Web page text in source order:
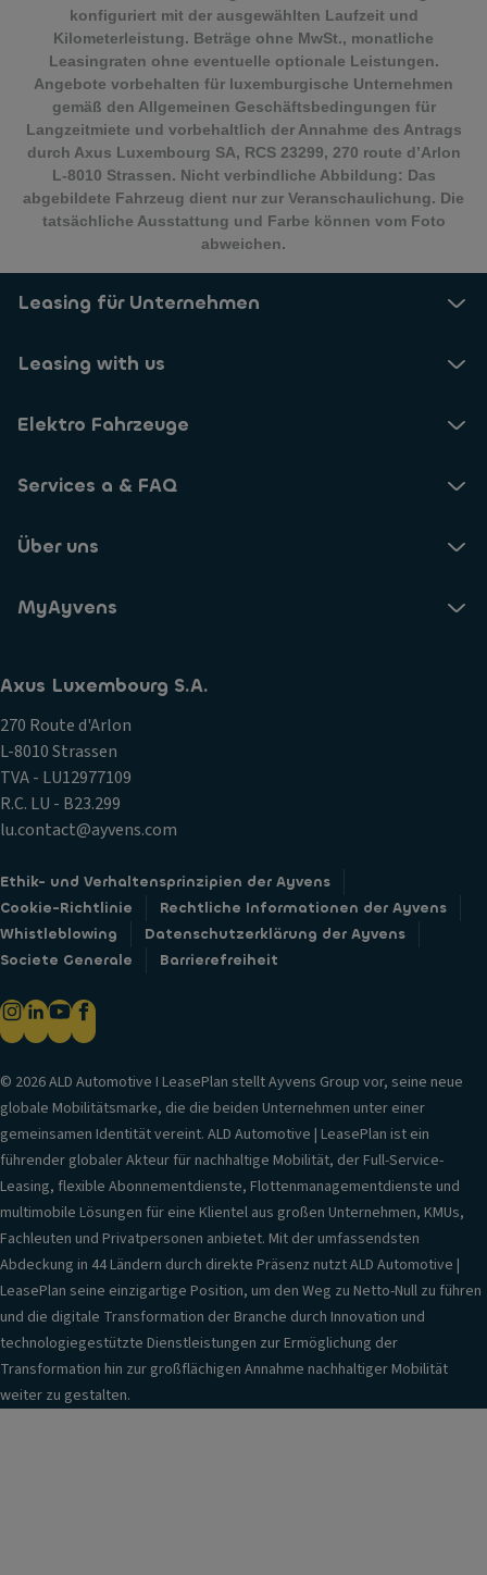
konfiguriert mit der ausgewählten Laufzeit und
Kilometerleistung. Beträge ohne MwSt., monatliche
Leasingraten ohne eventuelle optionale Leistungen.
Angebote vorbehalten für luxemburgische Unternehmen
gemäß den Allgemeinen Geschäftsbedingungen für
Langzeitmiete und vorbehaltlich der Annahme des Antrags
durch Axus Luxembourg SA, RCS 23299, 270 route d’Arlon
L-8010 Strassen. Nicht verbindliche Abbildung: Das
abgebildete Fahrzeug dient nur zur Veranschaulichung. Die
tatsächliche Ausstattung und Farbe können vom Foto
abweichen.
Leasing für Unternehmen
Leasing with us
Elektro Fahrzeuge
Services a & FAQ
Über uns
MyAyvens
Axus Luxembourg S.A.
270 Route d'Arlon
L-8010 Strassen
TVA - LU12977109
R.C. LU - B23.299
lu.contact@ayvens.com
Ethik- und Verhaltensprinzipien der Ayvens
Cookie-Richtlinie
Rechtliche Informationen der Ayvens
Whistleblowing
Datenschutzerklärung der Ayvens
Societe Generale
Barrierefreiheit
© 2026 ALD Automotive I LeasePlan stellt Ayvens Group vor, seine neue
globale Mobilitätsmarke, die die beiden Unternehmen unter einer
gemeinsamen Identität vereint. ALD Automotive | LeasePlan ist ein
führender globaler Akteur für nachhaltige Mobilität, der Full-Service-
Leasing, flexible Abonnementdienste, Flottenmanagementdienste und
multimobile Lösungen für eine Klientel aus großen Unternehmen, KMUs,
Fachleuten und Privatpersonen anbietet. Mit der umfassendsten
Abdeckung in 44 Ländern durch direkte Präsenz nutzt ALD Automotive |
LeasePlan seine einzigartige Position, um den Weg zu Netto-Null zu führen
und die digitale Transformation der Branche durch Innovation und
technologiegestützte Dienstleistungen zur Ermöglichung der
Transformation hin zur großflächigen Annahme nachhaltiger Mobilität
weiter zu gestalten.